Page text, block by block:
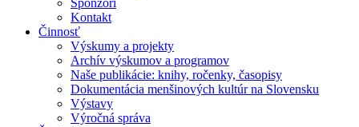
Sponzori
Kontakt
Činnosť
Výskumy a projekty
Archív výskumov a programov
Naše publikácie: knihy, ročenky, časopisy
Dokumentácia menšinových kultúr na Slovensku
Výstavy
Výročná správa